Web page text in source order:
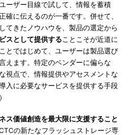
ーザー目線で試して、情報を蓄積
確に伝えるのが一番です。併せて、
てきたノウハウを、製品の選定から
スとして提供することこそが近道に
とではじめて、ユーザーは製品選び
えます。特定のベンダーに偏らな
視点で、情報提供やアセスメントな
入に必要なサービスを提供する手段
ス価値創造を最大限に支援すること
の新たなフラッシュストレージ専